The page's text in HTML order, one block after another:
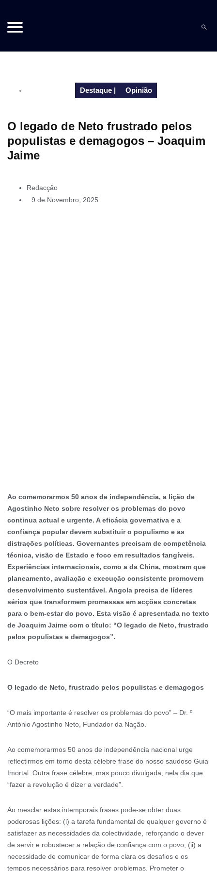
Destaque| Opinião
O legado de Neto frustrado pelos
populistas e demagogos – Joaquim
Jaime
Redacção
9 de Novembro, 2025
Ao comemorarmos 50 anos de independência, a lição de
Agostinho Neto sobre resolver os problemas do povo
continua actual e urgente. A eficácia governativa e a
confiança popular devem substituir o populismo e as
distrações políticas. Governantes precisam de competência
técnica, visão de Estado e foco em resultados tangíveis.
Experiências internacionais, como a da China, mostram que
planeamento, avaliação e execução consistente promovem
desenvolvimento sustentável. Angola precisa de líderes
sérios que transformem promessas em acções concretas
para o bem-estar do povo. Esta visão é apresentada no texto
de Joaquim Jaime com o título: “O legado de Neto, frustrado
pelos populistas e demagogos”.
O Decreto
O legado de Neto, frustrado pelos populistas e demagogos
“O mais importante é resolver os problemas do povo” – Dr. º
António Agostinho Neto, Fundador da Nação.
Ao comemorarmos 50 anos de independência nacional urge
reflectirmos em torno desta célebre frase do nosso saudoso Guia
Imortal. Outra frase célebre, mas pouco divulgada, nela dia que
“fazer a revolução é dizer a verdade”.
Ao mesclar estas intemporais frases pode-se obter duas
poderosas lições: (i) a tarefa fundamental de qualquer governo é
satisfazer as necessidades da colectividade, reforçando o dever
de servir e robustecer a relação de confiança com o povo, (ii) a
necessidade de comunicar de forma clara os desafios e os
tempos necessários para resolver problemas. Prometer o